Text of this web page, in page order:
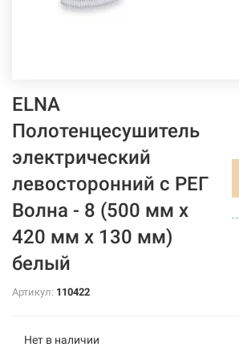
ELNA
Полотенцесушитель
электрический
левосторонний с РЕГ
Волна - 8 (500 мм х
420 мм х 130 мм)
белый
Артикул: 110422
Нет в наличии